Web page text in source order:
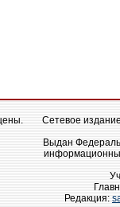
Сетевое
Выдан
Редакция: